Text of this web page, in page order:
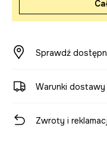
Sprawdź
Warunki dostawy
Zwroty i